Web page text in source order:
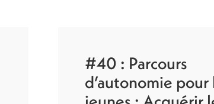
#40 : Parcours
d’autonomie pour